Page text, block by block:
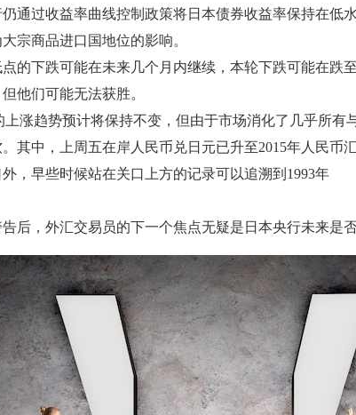
通过收益率曲线控制政策将日本债券收益率保持在低
宗商品进口国地位的影响。
的下跌可能在未来几个月内继续，本轮下跌可能在跌
他们可能无法获胜。
上涨趋势预计将保持不变，但由于市场消化了几乎所有
中，上周五在岸人民币兑日元已升至2015年人民币
，早些时候站在关口上方的记录可以追溯到1993年
后，外汇交易员的下一个焦点无疑是日本央行未来是否